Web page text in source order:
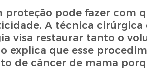
proteção pode fazer com
A técnica
visa restaurar tanto o
explica que esse
de câncer de mama